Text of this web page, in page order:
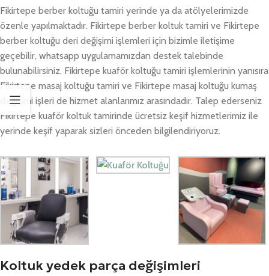
Fikirtepe berber koltuğu tamiri yerinde ya da atölyelerimizde
özenle yapılmaktadır. Fikirtepe berber koltuk tamiri ve Fikirtepe
berber koltuğu deri değişimi işlemleri için bizimle iletişime
geçebilir, whatsapp uygulamamızdan destek talebinde
bulunabilirsiniz. Fikirtepe kuaför koltuğu tamiri işlemlerinin yanısıra
Fikirtepe masaj koltuğu tamiri ve Fikirtepe masaj koltuğu kumaş
değişimi işleri de hizmet alanlarımız arasındadır. Talep ederseniz
Fikirtepe kuaför koltuk tamirinde ücretsiz keşif hizmetlerimiz ile
yerinde keşif yaparak sizleri önceden bilgilendiriyoruz.
Koltuk yedek parça değişimleri